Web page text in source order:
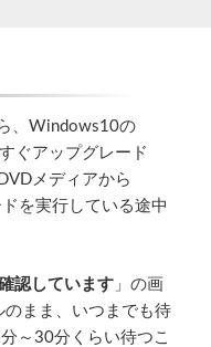
、Windows10の
ぐアップグレード
メディアから
を実行している途中
認しています 」の画
まま、いつまでも待
～30分くらい待つこ